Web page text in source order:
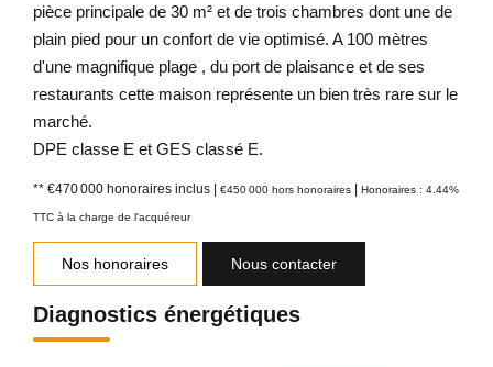
pièce principale de 30 m² et de trois chambres dont une de
plain pied pour un confort de vie optimisé. A 100 mètres
d'une magnifique plage , du port de plaisance et de ses
restaurants cette maison représente un bien très rare sur le
marché.
DPE classe E et GES classé E.
** €470 000 honoraires inclus | €450 000 hors honoraires | Honoraires : 4.44%
TTC à la charge de l'acquéreur
Nos honoraires Nous contacter
Diagnostics énergétiques